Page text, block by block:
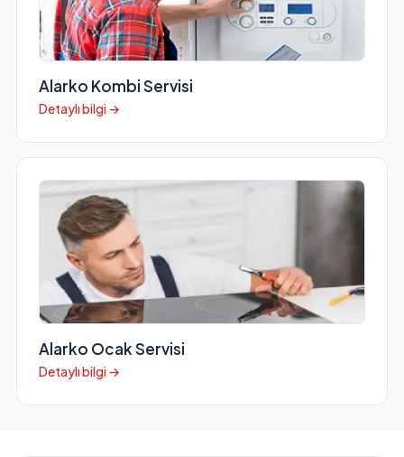
Alarko Kombi Servisi
Detaylı bilgi →
Alarko Ocak Servisi
Detaylı bilgi →